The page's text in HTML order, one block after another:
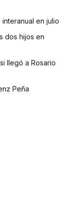
en julio
dos hijos en
llegó a Rosario
Peña